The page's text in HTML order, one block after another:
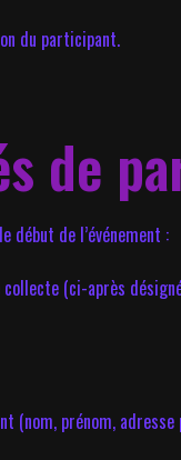
du participant.
de
de l’événement :
(ci-après
prénom,